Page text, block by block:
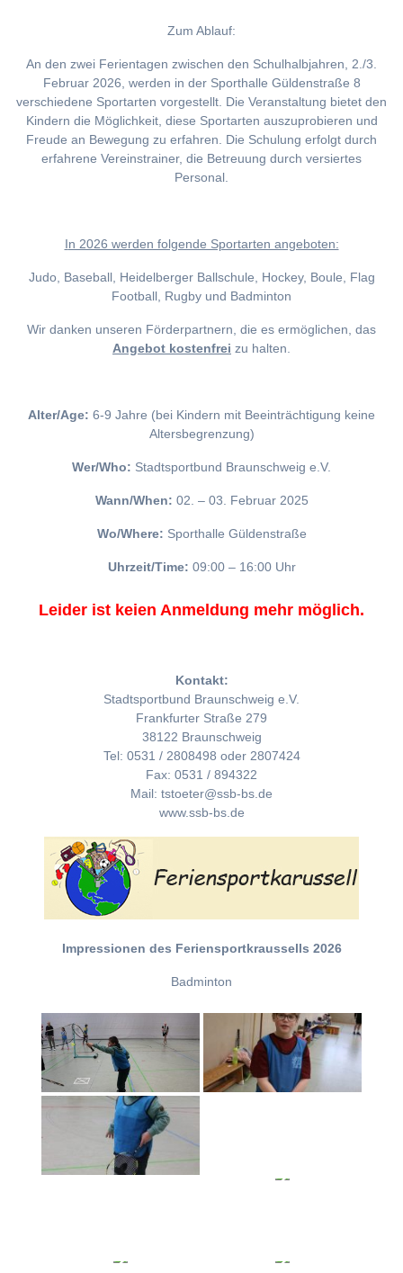
Zum Ablauf:
An den zwei Ferientagen zwischen den Schulhalbjahren, 2./3.
Februar 2026, werden in der Sporthalle Güldenstraße 8
verschiedene Sportarten vorgestellt. Die Veranstaltung bietet den
Kindern die Möglichkeit, diese Sportarten auszuprobieren und
Freude an Bewegung zu erfahren. Die Schulung erfolgt durch
erfahrene Vereinstrainer, die Betreuung durch versiertes
Personal.
In 2026 werden folgende Sportarten angeboten:
Judo, Baseball, Heidelberger Ballschule, Hockey, Boule, Flag
Football, Rugby und Badminton
Wir danken unseren Förderpartnern, die es ermöglichen, das
Angebot kostenfrei zu halten.
Alter/Age: 6-9 Jahre (bei Kindern mit Beeinträchtigung keine
Altersbegrenzung)
Wer/Who: Stadtsportbund Braunschweig e.V.
Wann/When: 02. – 03. Februar 2025
Wo/Where: Sporthalle Güldenstraße
Uhrzeit/Time: 09:00 – 16:00 Uhr
Leider ist keien Anmeldung mehr möglich.
Kontakt:
Stadtsportbund Braunschweig e.V.
Frankfurter Straße 279
38122 Braunschweig
Tel: 0531 / 2808498 oder 2807424
Fax: 0531 / 894322
Mail: tstoeter@ssb-bs.de
www.ssb-bs.de
Impressionen des Feriensportkraussells 2026
Badminton